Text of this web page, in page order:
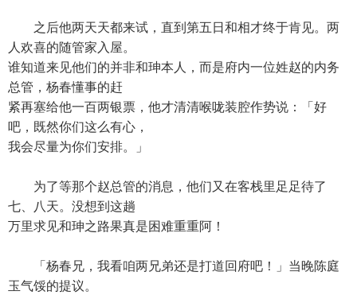
之后他两天天都来试，直到第五日和相才终于肯见。两
人欢喜的随管家入屋。
谁知道来见他们的并非和珅本人，而是府内一位姓赵的内务
总管，杨春懂事的赶
紧再塞给他一百两银票，他才清清喉咙装腔作势说：「好
吧，既然你们这么有心，
我会尽量为你们安排。」
为了等那个赵总管的消息，他们又在客栈里足足待了
七、八天。没想到这趟
万里求见和珅之路果真是困难重重阿！
「杨春兄，我看咱两兄弟还是打道回府吧！」当晚陈庭
玉气馁的提议。